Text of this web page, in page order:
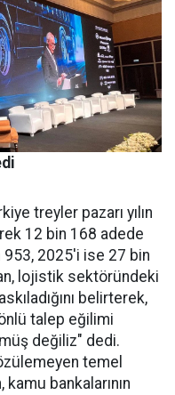
treyler pazarı yılın
12 bin 168 adede
2025'i ise 27 bin
lojistik sektöründeki
belirterek,
talep eğilimi
değiliz" dedi.
temel
bankalarının